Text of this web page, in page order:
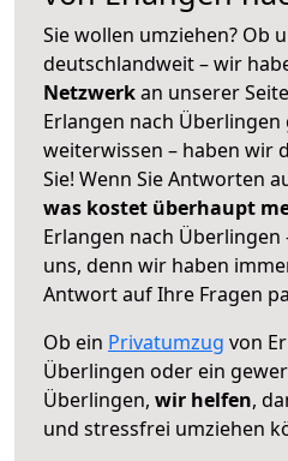
Sie wollen umziehen? Ob
deutschlandweit – wir
Netzwerkan unserer
Erlangen nach Überlingen
weiterwissen – haben wir
Sie! Wenn Sie Antworten
was kostet überhaupt
Erlangen nach Überlingen
uns, denn wir haben
Antwort auf Ihre Fragen
Ob ein Privatumzug von
Überlingen oder ein
Überlingen, wir helfen,
und stressfrei umziehen